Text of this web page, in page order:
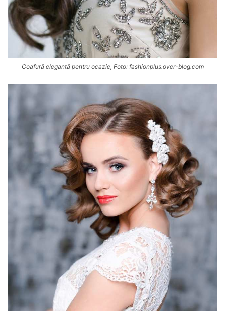
Coafură elegantă pentru ocazie, Foto: fashionplus.over-blog.com